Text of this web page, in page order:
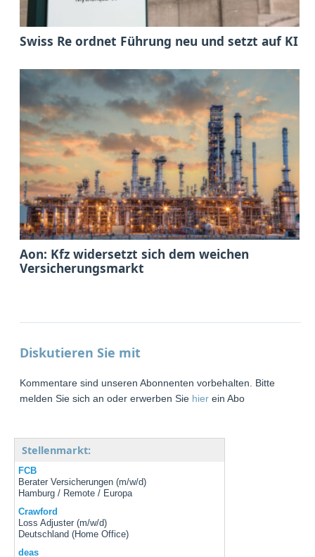
Swiss Re ordnet Führung neu und setzt auf KI
Aon: Kfz widersetzt sich dem weichen
Versicherungsmarkt
Diskutieren Sie mit
Kommentare sind unseren Abonnenten vorbehalten. Bitte
melden Sie sich an oder erwerben Sie hier ein Abo
Stellenmarkt:
FCB
Berater Versicherungen (m/w/d)
Hamburg / Remote / Europa
Crawford
Loss Adjuster (m/w/d)
Deutschland (Home Office)
deas